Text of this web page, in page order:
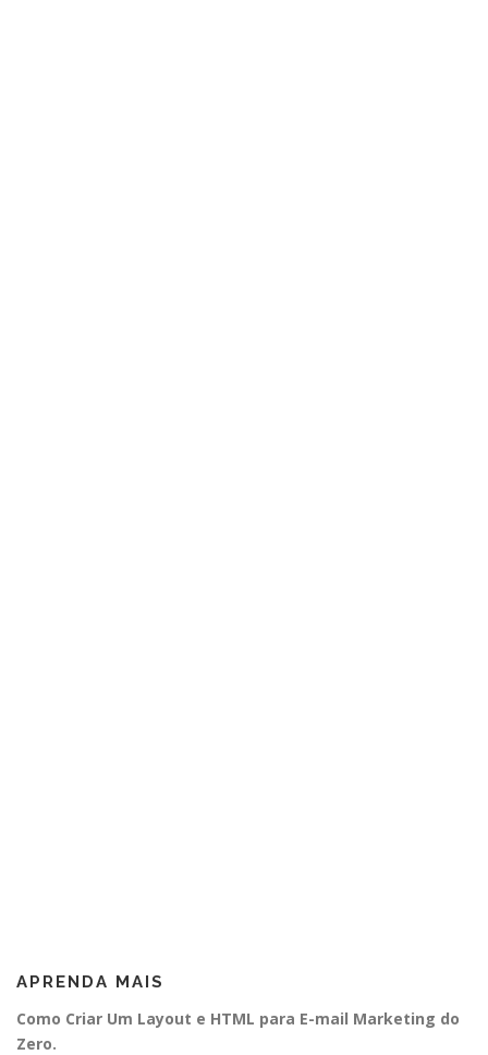
APRENDA MAIS
Como Criar Um Layout e HTML para E-mail Marketing do
Zero.